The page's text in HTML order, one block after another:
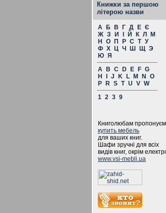
Книжки за першою
літерою назви
А Б В Г Д Е Є
Ж З И Й К Л
М
Н
О П Р С Т У
Ф Х Ц Ч Ш Щ Э
Ю Я
A
B C D E F G
H
J K L M N
O
P
R S T U V W
1 2 3 9
Книголюбам
купить мебель
для ваших книг.
Шафи зручні для всіх
видів книг, окрім
www.vsi-mebli.ua